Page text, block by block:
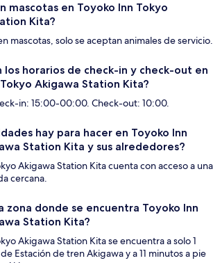
mascotas en Toyoko Inn Tokyo
Kita?
mascotas, solo se aceptan animales de servicio.
los horarios de check-in y check-out en
Akigawa Station Kita?
in: 15:00-00:00. Check-out: 10:00.
hay para hacer en Toyoko Inn
Station Kita y sus alrededores?
Akigawa Station Kita cuenta con acceso a una
cercana.
zona donde se encuentra Toyoko Inn
Station Kita?
Akigawa Station Kita se encuentra a solo 1
Estación de tren Akigawa y a 11 minutos a pie